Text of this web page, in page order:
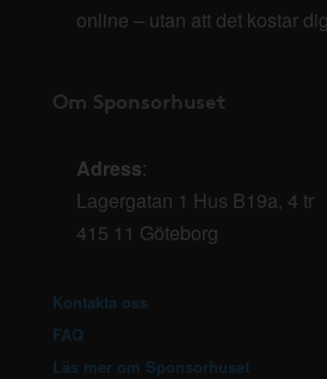
online – utan att det kostar
Om Sponsorhuset
Adress:
Lagergatan 1 Hus B19a, 4 tr
415 11 Göteborg
Kontakta oss
FAQ
Läs mer om Sponsorhuset